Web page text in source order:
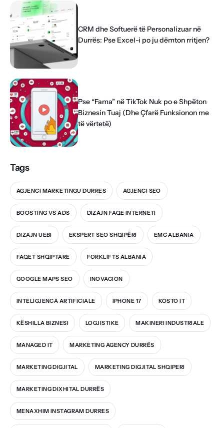
CRM dhe Softuerë të Personalizuar në
Durrës: Pse Excel-i po ju dëmton rritjen?
Pse “Fama” në TikTok Nuk po e Shpëton
Biznesin Tuaj (Dhe Çfarë Funksionon me
të vërtetë)
Tags
AGJENCI MARKETINGU DURRES AGJENCI SEO
BOOSTING VS ADS DIZAJN FAQE INTERNETI
DIZAJN UEBI EKSPERT SEO SHQIPËRI EMC ALBANIA
FAQET SHQIPTARE FORKLIFTS ALBANIA
GOOGLE MAPS SEO INOVACION
INTELIGJENCA ARTIFICIALE IPHONE 17 KOSTO IT
KËSHILLA BIZNESI LOGJISTIKE MAKINERI INDUSTRIALE
MANAGED IT MARKETING AGENCY DURRËS
MARKETING DIGJITAL MARKETING DIGJITAL SHQIPERI
MARKETING DIXHITAL DURRËS
MENAXHIM INSTAGRAM DURRES